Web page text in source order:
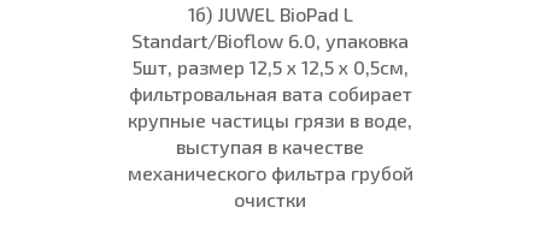
1б) JUWEL BioPad L
Standart/Bioflow 6.0, упаковка
5шт, размер 12,5 x 12,5 x 0,5см,
фильтровальная вата собирает
крупные частицы грязи в воде,
выступая в качестве
механического фильтра грубой
очистки